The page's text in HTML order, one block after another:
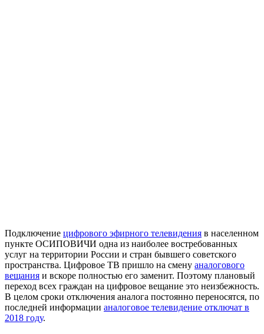
Подключение цифрового эфирного телевидения в населенном
пункте ОСИПОВИЧИ одна из наиболее востребованных
услуг на территории России и стран бывшего советского
пространства. Цифровое ТВ пришло на смену аналогового
вещания и вскоре полностью его заменит. Поэтому плановый
переход всех граждан на цифровое вещание это неизбежность.
В целом сроки отключения аналога постоянно переносятся, по
последней информации аналоговое телевидение отключат в
2018 году.